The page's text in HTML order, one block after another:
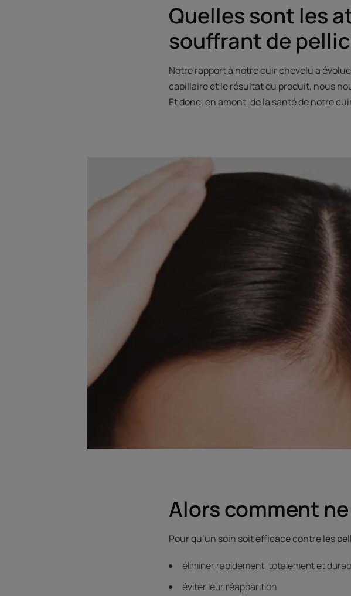
Quelles sont les
souffrant de
Notre rapport à notre cuir chevelu a
capillaire et le résultat du produit, nous
Et donc, en amont, de la santé de notre
Alors comment
Pour qu’un soin soit efficace contre les
éliminer rapidement, totalement et
éviter leur réapparition